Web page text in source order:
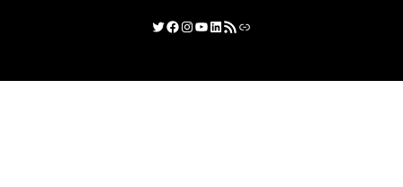
X Facebook
Instagram
YouTube
LinkedIn
RSS 資訊提供連結